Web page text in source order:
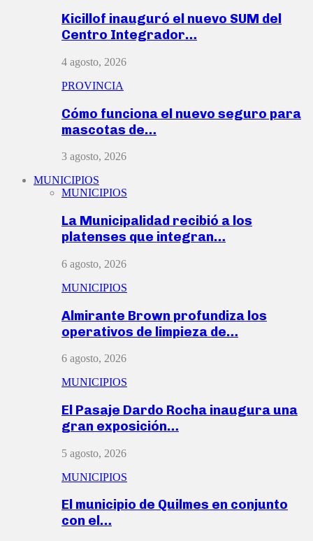
Kicillof inauguró el nuevo SUM del
Centro Integrador…
4 agosto, 2026
PROVINCIA
Cómo funciona el nuevo seguro para
mascotas de…
3 agosto, 2026
MUNICIPIOS
MUNICIPIOS
La Municipalidad recibió a los
platenses que integran…
6 agosto, 2026
MUNICIPIOS
Almirante Brown profundiza los
operativos de limpieza de…
6 agosto, 2026
MUNICIPIOS
El Pasaje Dardo Rocha inaugura una
gran exposición…
5 agosto, 2026
MUNICIPIOS
El municipio de Quilmes en conjunto
con el…